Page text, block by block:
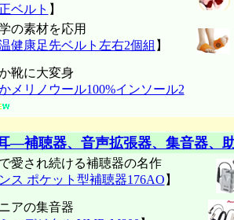
ベルト 】
の素材を応用
健康足先ベルト左右2個組 】
靴に大変身
メリノウール100%インソール2
―補聴器、音声拡張器、集音器、
愛され続ける補聴器の名作
ス ポケット型補聴器176AO 】
アの集音器